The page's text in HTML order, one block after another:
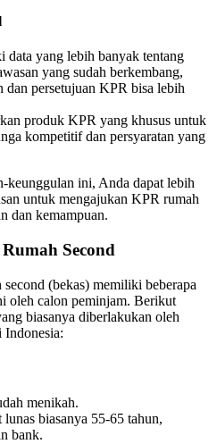
data yang lebih banyak tentang
yang sudah berkembang,
dan persetujuan KPR bisa lebih
produk KPR yang khusus untuk
kompetitif dan persyaratan yang
keunggulan ini, Anda dapat lebih
untuk mengajukan KPR rumah
dan kemampuan.
Second
(bekas) memiliki beberapa
oleh calon peminjam. Berikut
biasanya diberlakukan oleh
Indonesia:
menikah.
biasanya 55-65 tahun,
bank.